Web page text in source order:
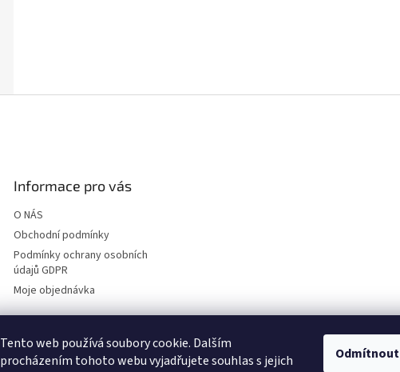
Tento web používá soubory cookie. Dalším
procházením tohoto webu vyjadřujete souhlas s jejich
Odmítnout
Informace pro vás
O NÁS
Obchodní podmínky
Podmínky ochrany osobních
údajů GDPR
Moje objednávka
nahradni-uhliky.cz